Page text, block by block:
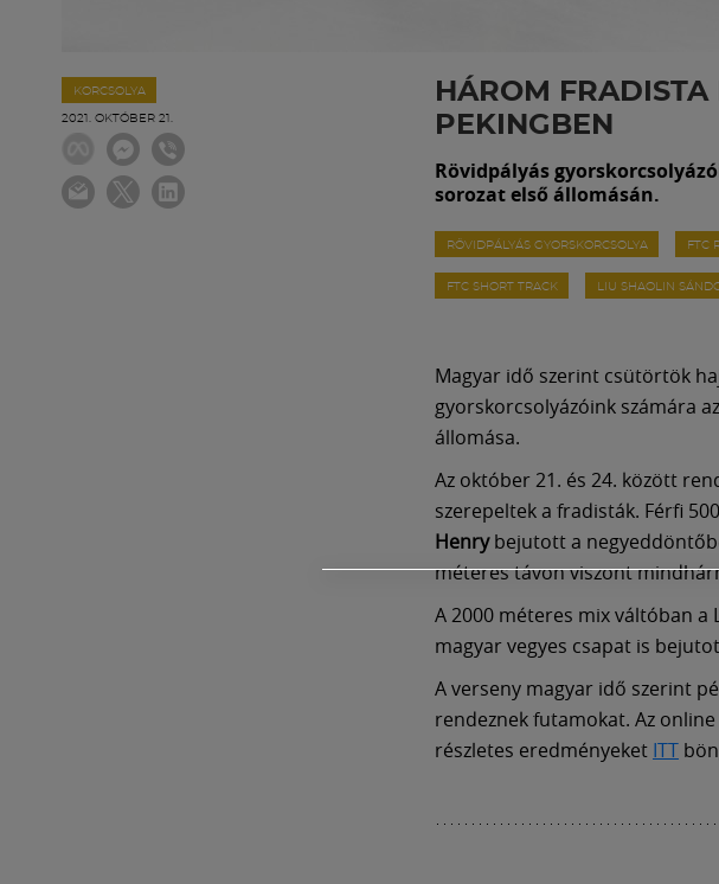
KORCSOLYA
2021. OKTÓBER 21.
HÁROM FRADISTA
PEKINGBEN
Rövidpályás
sorozat első állomásán.
RÖVIDPÁLYÁS GYORSKORCSOLYA FTC
FTC SHORT TRACK LIU SHAOLIN
Magyar idő szerint csütörtök
gyorskorcsolyázóink számára
állomása.
Az október 21. és 24. között
szerepeltek a fradisták. Férfi
Henrybejutott a
méteres távon viszont
A 2000 méteres mix váltóban a
magyar vegyes csapat is
A verseny magyar idő szerint
rendeznek futamokat. Az
részletes eredményeket ITT